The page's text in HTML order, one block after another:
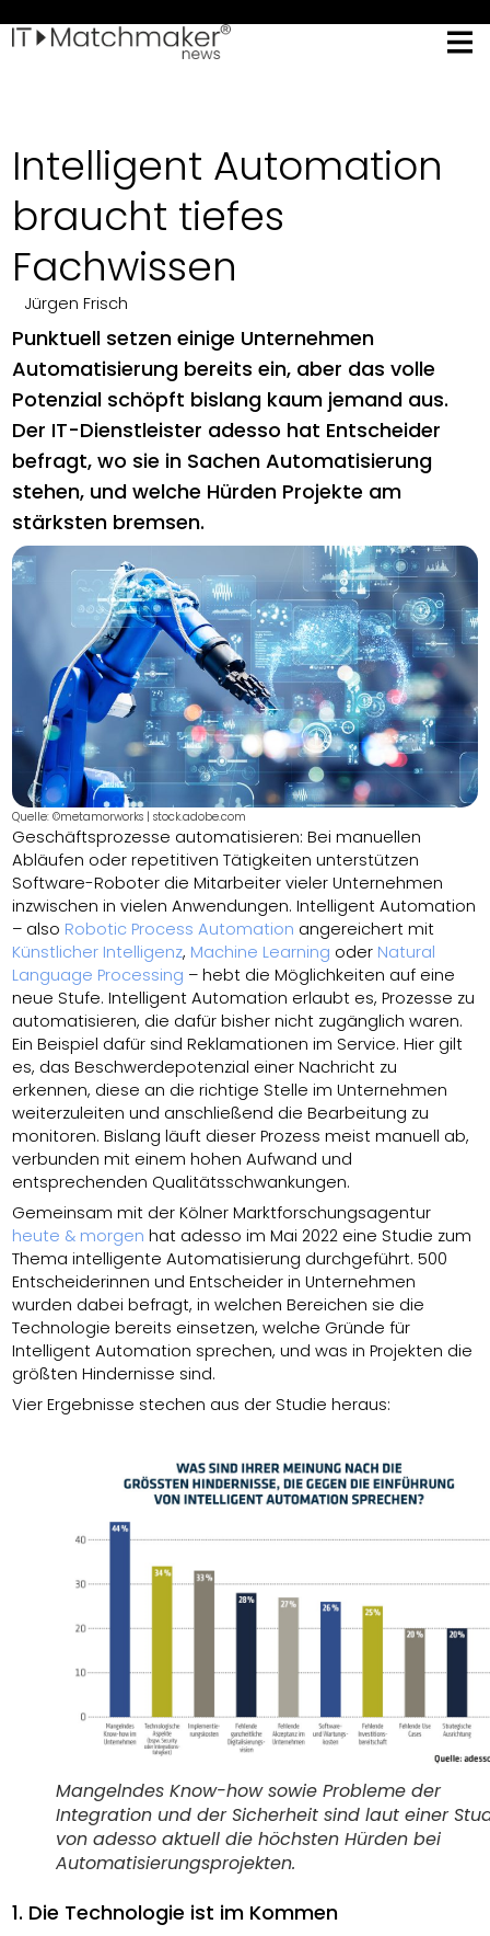
Intelligent Automation
braucht tiefes
Fachwissen
Jürgen Frisch
Punktuell setzen einige Unternehmen
Automatisierung bereits ein, aber das volle
Potenzial schöpft bislang kaum jemand aus.
Der IT-Dienstleister adesso hat Entscheider
befragt, wo sie in Sachen Automatisierung
stehen, und welche Hürden Projekte am
stärksten bremsen.
Quelle: ©metamorworks | stock.adobe.com
Geschäftsprozesse automatisieren: Bei manuellen
Abläufen oder repetitiven Tätigkeiten unterstützen
Software-Roboter die Mitarbeiter vieler Unternehmen
inzwischen in vielen Anwendungen. Intelligent Automation
– also Robotic Process Automation angereichert mit
Künstlicher Intelligenz, Machine Learning oder Natural
Language Processing – hebt die Möglichkeiten auf eine
neue Stufe. Intelligent Automation erlaubt es, Prozesse zu
automatisieren, die dafür bisher nicht zugänglich waren.
Ein Beispiel dafür sind Reklamationen im Service. Hier gilt
es, das Beschwerdepotenzial einer Nachricht zu
erkennen, diese an die richtige Stelle im Unternehmen
weiterzuleiten und anschließend die Bearbeitung zu
monitoren. Bislang läuft dieser Prozess meist manuell ab,
verbunden mit einem hohen Aufwand und
entsprechenden Qualitätsschwankungen.
Gemeinsam mit der Kölner Marktforschungsagentur
heute & morgen hat adesso im Mai 2022 eine Studie zum
Thema intelligente Automatisierung durchgeführt. 500
Entscheiderinnen und Entscheider in Unternehmen
wurden dabei befragt, in welchen Bereichen sie die
Technologie bereits einsetzen, welche Gründe für
Intelligent Automation sprechen, und was in Projekten die
größten Hindernisse sind.
Vier Ergebnisse stechen aus der Studie heraus:
Mangelndes Know-how sowie Probleme der
Integration und der Sicherheit sind laut einer
von adesso aktuell die höchsten Hürden bei
Automatisierungsprojekten.
1. Die Technologie ist im Kommen